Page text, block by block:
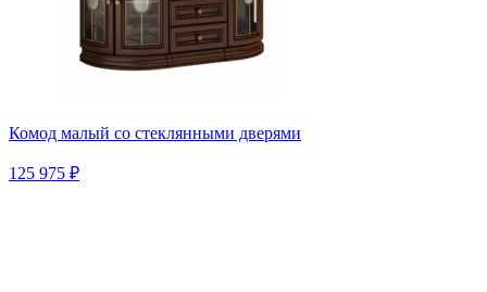
Комод малый со стеклянными дверями
125 975 ₽